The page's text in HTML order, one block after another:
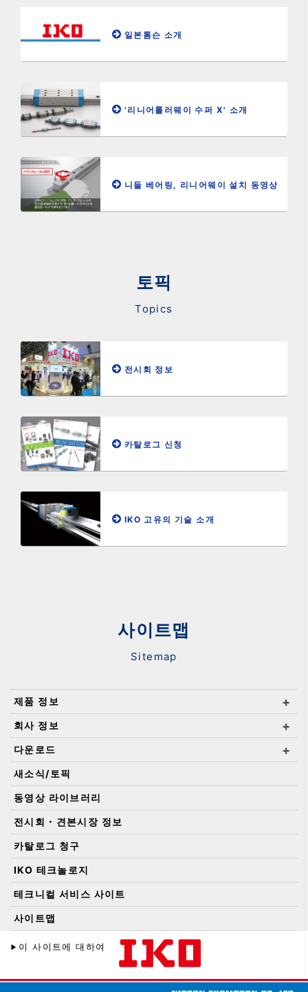
일본톰슨 소개
'리니어롤러웨이 수퍼 X' 소개
니들 베어링, 리니어웨이 설치 동영상
토픽
Topics
전시회 정보
카탈로그 신청
IKO 고유의 기술 소개
사이트맵
Sitemap
제품 정보
회사 정보
다운로드
새소식/토픽
동영상 라이브러리
전시회・견본시장 정보
카탈로그 청구
IKO 테크놀로지
테크니컬 서비스 사이트
사이트맵
이 사이트에 대하여